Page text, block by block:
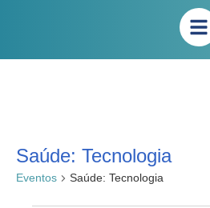
Saúde: Tecnologia
Eventos Saúde: Tecnologia